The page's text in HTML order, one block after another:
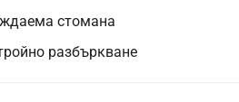
стомана
разбъркване